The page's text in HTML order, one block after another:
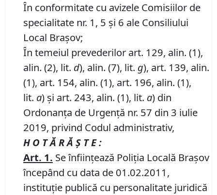
În conformitate cu avizele Comisiilor de
specialitate nr. 1, 5 și 6 ale Consiliului
Local Brașov;
În temeiul prevederilor art. 129, alin. (1),
alin. (2), lit. d), alin. (7), lit. g), art. 139, alin.
(1), art. 154, alin. (1), art. 196, alin. (1),
lit. a) și art. 243, alin. (1), lit. a) din
Ordonanța de Urgență nr. 57 din 3 iulie
2019, privind Codul administrativ,
H O T Ă R Ă Ş T E :
Art. 1. Se înfiinţează Poliţia Locală Braşov
începând cu data de 01.02.2011,
instituţie publică cu personalitate juridică